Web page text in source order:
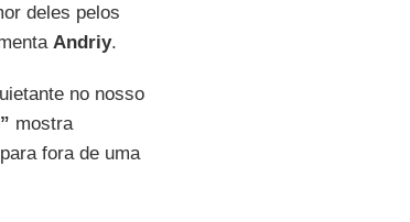
deles pelos
Andriy.
no nosso
mostra
fora de uma